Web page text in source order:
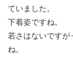
ていました。
下着姿ですね。
若さはないですが
ね。